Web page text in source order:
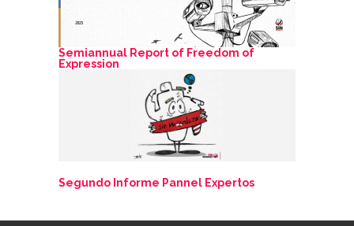
Semiannual Report of Freedom of
Expression
Segundo Informe Pannel Expertos